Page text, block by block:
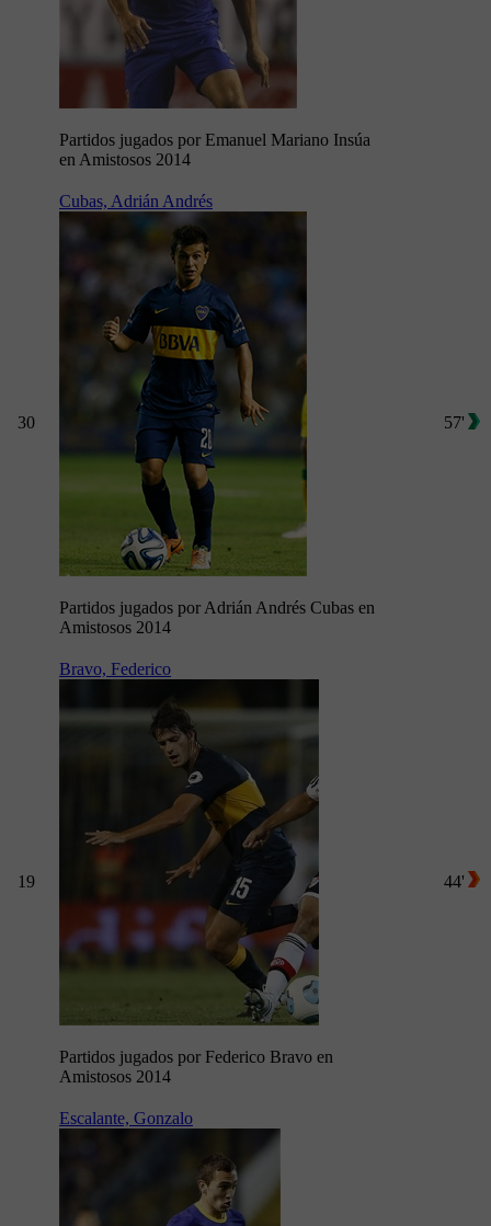
Partidos jugados por Emanuel Mariano Insúa
en Amistosos 2014
30
Cubas, Adrián Andrés
Partidos jugados por Adrián Andrés Cubas en
Amistosos 2014
57'
19
Bravo, Federico
Partidos jugados por Federico Bravo en
Amistosos 2014
44'
Escalante, Gonzalo